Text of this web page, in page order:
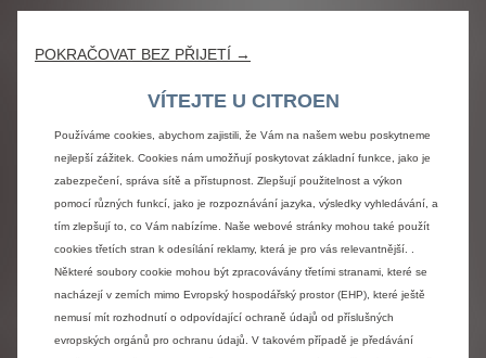
Nezávazně poptat
POKRAČOVAT BEZ PŘIJETÍ →
VÍTEJTE U CITROEN
Používáme cookies, abychom zajistili, že Vám na našem webu poskytneme
nejlepší zážitek. Cookies nám umožňují poskytovat základní funkce, jako je
zabezpečení, správa sítě a přístupnost. Zlepšují použitelnost a výkon
pomocí různých funkcí, jako je rozpoznávání jazyka, výsledky vyhledávání, a
tím zlepšují to, co Vám nabízíme. Naše webové stránky mohou také použít
cookies třetích stran k odesílání reklamy, která je pro vás relevantnější. .
Některé soubory cookie mohou být zpracovávány třetími stranami, které se
nacházejí v zemích mimo Evropský hospodářský prostor (EHP), které ještě
nemusí mít rozhodnutí o odpovídající ochraně údajů od příslušných
evropských orgánů pro ochranu údajů. V takovém případě je předávání